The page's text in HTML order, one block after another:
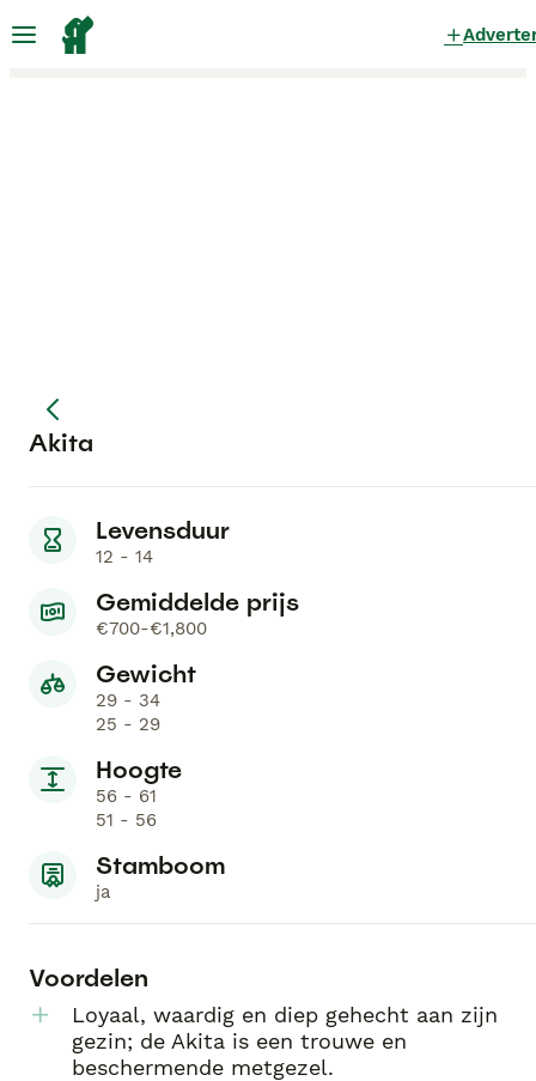
Akita
Levensduur
12 - 14
Gemiddelde prijs
€700-€1,800
Gewicht
29 - 34
25 - 29
Hoogte
56 - 61
51 - 56
Stamboom
ja
Voordelen
Loyaal, waardig en diep gehecht aan zijn
gezin; de Akita is een trouwe en
beschermende metgezel.